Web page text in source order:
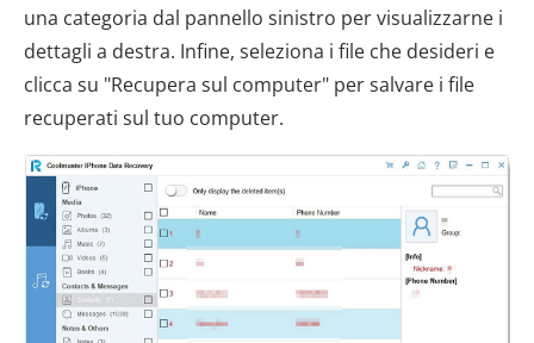
una categoria dal pannello sinistro per visualizzarne i
dettagli a destra. Infine, seleziona i file che desideri e
clicca su "Recupera sul computer" per salvare i file
recuperati sul tuo computer.